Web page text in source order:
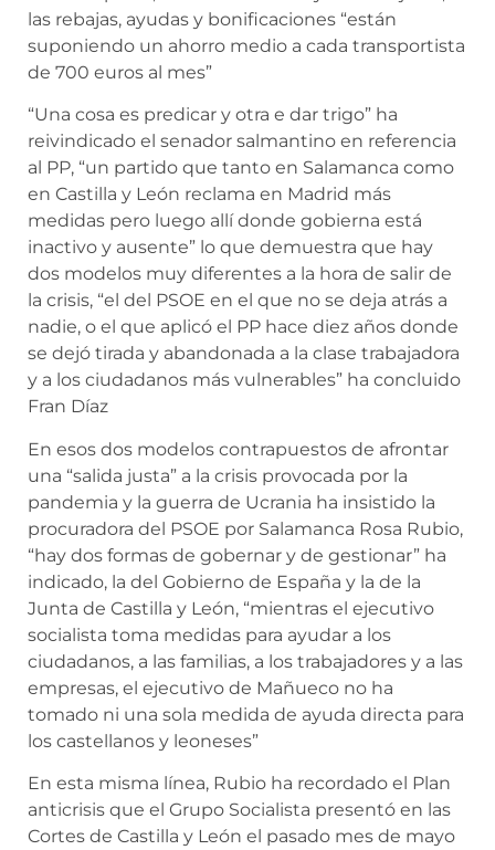
las rebajas, ayudas y bonificaciones “están
suponiendo un ahorro medio a cada transportista
de 700 euros al mes”
“Una cosa es predicar y otra e dar trigo” ha
reivindicado el senador salmantino en referencia
al PP, “un partido que tanto en Salamanca como
en Castilla y León reclama en Madrid más
medidas pero luego allí donde gobierna está
inactivo y ausente” lo que demuestra que hay
dos modelos muy diferentes a la hora de salir de
la crisis, “el del PSOE en el que no se deja atrás a
nadie, o el que aplicó el PP hace diez años donde
se dejó tirada y abandonada a la clase trabajadora
y a los ciudadanos más vulnerables” ha concluido
Fran Díaz
En esos dos modelos contrapuestos de afrontar
una “salida justa” a la crisis provocada por la
pandemia y la guerra de Ucrania ha insistido la
procuradora del PSOE por Salamanca Rosa Rubio,
“hay dos formas de gobernar y de gestionar” ha
indicado, la del Gobierno de España y la de la
Junta de Castilla y León, “mientras el ejecutivo
socialista toma medidas para ayudar a los
ciudadanos, a las familias, a los trabajadores y a las
empresas, el ejecutivo de Mañueco no ha
tomado ni una sola medida de ayuda directa para
los castellanos y leoneses”
En esta misma línea, Rubio ha recordado el Plan
anticrisis que el Grupo Socialista presentó en las
Cortes de Castilla y León el pasado mes de mayo